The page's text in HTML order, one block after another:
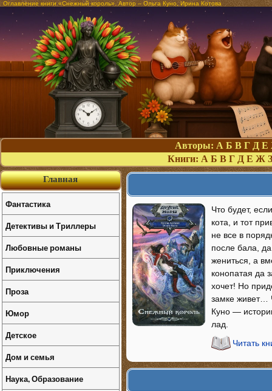
Оглавление книги «Снежный король». Автор – Ольга Куно, Ирина Котова
Авторы: А Б В Г Д Е
Книги: А Б В Г Д Е Ж З
Что будет,
кота, и тот
не все в
после бала,
жениться, а
конопатая да
хочет! Но
замке живет…
Куно —
лад.
Читать
Главная
Фантастика
Детективы и Триллеры
Любовные романы
Приключения
Проза
Юмор
Детское
Дом и семья
Наука, Образование